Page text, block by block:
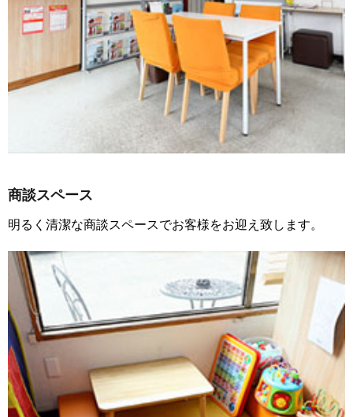
商談スペース
明るく清潔な商談スペースでお客様をお迎え致します。